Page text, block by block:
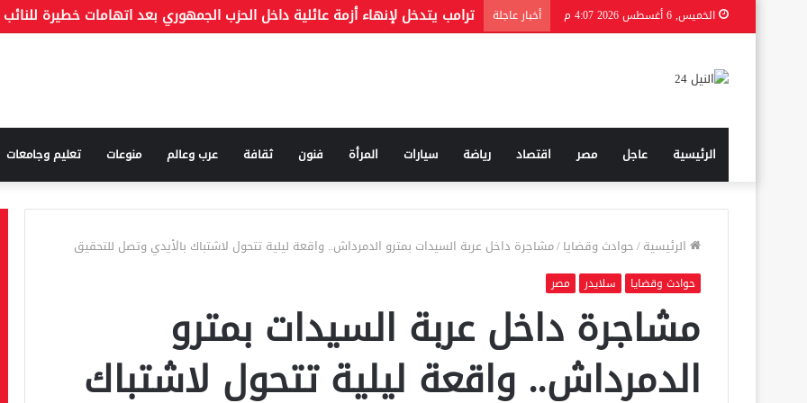
الخميس, 6 أغسطس 2026 4:07 م أخبار عاجلة
الرئيسية عاجل مصر اقتصاد رياضة سيارات المرأة فنون ثقافة عرب وعالم منوعات تعليم وجامعات
الرئيسية/حوادث وقضايا/مشاجرة داخل عربة السيدات بمترو الدمرداش.. واقعة ليلية تتحول لاشتباك بالأيدي وتصل للتحقيق
حوادث وقضايا سلايدر مصر
مشاجرة داخل عربة السيدات بمترو
الدمرداش.. واقعة ليلية تتحول لاشتباك